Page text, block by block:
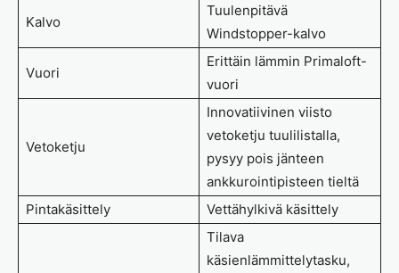
Kalvo
Tuulenpitävä
Windstopper-kalvo
Vuori
Erittäin lämmin Primaloft-
vuori
Vetoketju
Innovatiivinen viisto
vetoketju tuulilistalla,
pysyy pois jänteen
ankkurointipisteen tieltä
Pintakäsittely
Vettähylkivä käsittely
Tilava
käsienlämmittelytasku,